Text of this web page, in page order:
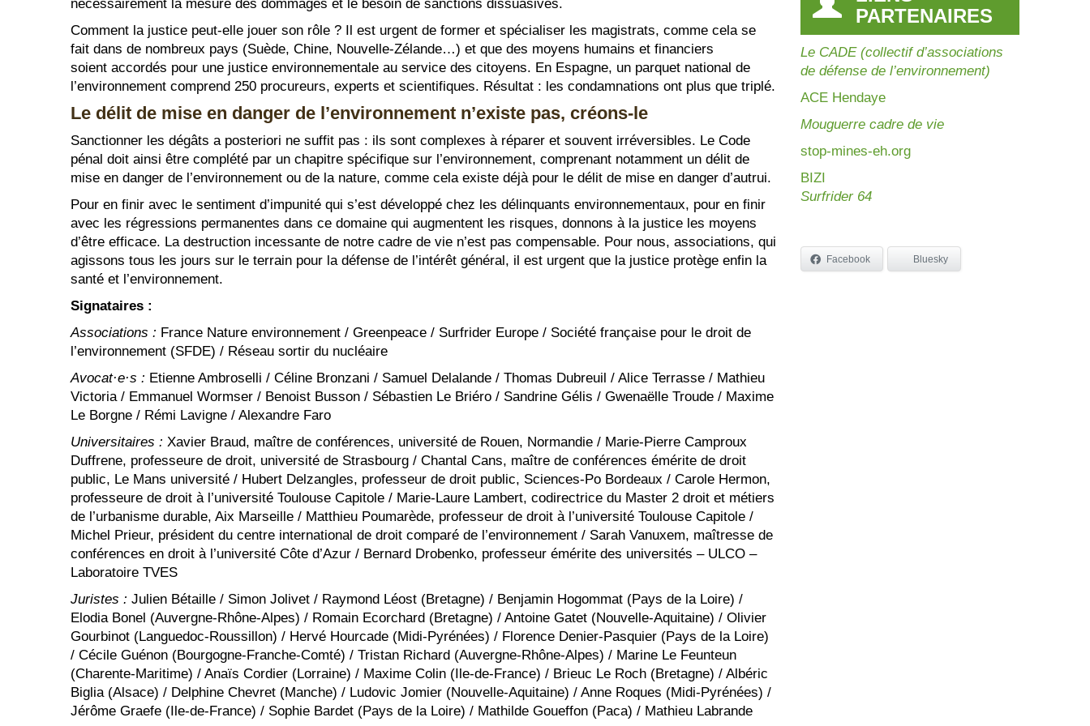
nécessairement la mesure des dommages et le besoin de sanctions dissuasives.
Comment la justice peut-elle jouer son rôle ? Il est urgent de former et spécialiser les magistrats, comme cela se
fait dans de nombreux pays (Suède, Chine, Nouvelle-Zélande…) et que des moyens humains et financiers
soient accordés pour une justice environnementale au service des citoyens. En Espagne, un parquet national de
l’environnement comprend 250 procureurs, experts et scientifiques. Résultat : les condamnations ont plus que triplé.
Le délit de mise en danger de l’environnement n’existe pas, créons-le
Sanctionner les dégâts a posteriori ne suffit pas : ils sont complexes à réparer et souvent irréversibles. Le Code
pénal doit ainsi être complété par un chapitre spécifique sur l’environnement, comprenant notamment un délit de
mise en danger de l’environnement ou de la nature, comme cela existe déjà pour le délit de mise en danger d’autrui.
Pour en finir avec le sentiment d’impunité qui s’est développé chez les délinquants environnementaux, pour en finir
avec les régressions permanentes dans ce domaine qui augmentent les risques, donnons à la justice les moyens
d’être efficace. La destruction incessante de notre cadre de vie n’est pas compensable. Pour nous, associations, qui
agissons tous les jours sur le terrain pour la défense de l’intérêt général, il est urgent que la justice protège enfin la
santé et l’environnement.
Signataires :
Associations : France Nature environnement / Greenpeace / Surfrider Europe / Société française pour le droit de
l’environnement (SFDE) / Réseau sortir du nucléaire
Avocat·e·s : Etienne Ambroselli / Céline Bronzani / Samuel Delalande / Thomas Dubreuil / Alice Terrasse / Mathieu
Victoria / Emmanuel Wormser / Benoist Busson / Sébastien Le Briéro / Sandrine Gélis / Gwenaëlle Troude / Maxime
Le Borgne / Rémi Lavigne / Alexandre Faro
Universitaires : Xavier Braud, maître de conférences, université de Rouen, Normandie / Marie-Pierre Camproux
Duffrene, professeure de droit, université de Strasbourg / Chantal Cans, maître de conférences émérite de droit
public, Le Mans université / Hubert Delzangles, professeur de droit public, Sciences-Po Bordeaux / Carole Hermon,
professeure de droit à l’université Toulouse Capitole / Marie-Laure Lambert, codirectrice du Master 2 droit et métiers
de l’urbanisme durable, Aix Marseille / Matthieu Poumarède, professeur de droit à l’université Toulouse Capitole /
Michel Prieur, président du centre international de droit comparé de l’environnement / Sarah Vanuxem, maîtresse de
conférences en droit à l’université Côte d’Azur / Bernard Drobenko, professeur émérite des universités – ULCO –
Laboratoire TVES
Juristes : Julien Bétaille / Simon Jolivet / Raymond Léost (Bretagne) / Benjamin Hogommat (Pays de la Loire) /
Elodia Bonel (Auvergne-Rhône-Alpes) / Romain Ecorchard (Bretagne) / Antoine Gatet (Nouvelle-Aquitaine) / Olivier
Gourbinot (Languedoc-Roussillon) / Hervé Hourcade (Midi-Pyrénées) / Florence Denier-Pasquier (Pays de la Loire)
/ Cécile Guénon (Bourgogne-Franche-Comté) / Tristan Richard (Auvergne-Rhône-Alpes) / Marine Le Feunteun
(Charente-Maritime) / Anaïs Cordier (Lorraine) / Maxime Colin (Ile-de-France) / Brieuc Le Roch (Bretagne) / Albéric
Biglia (Alsace) / Delphine Chevret (Manche) / Ludovic Jomier (Nouvelle-Aquitaine) / Anne Roques (Midi-Pyrénées) /
Jérôme Graefe (Ile-de-France) / Sophie Bardet (Pays de la Loire) / Mathilde Goueffon (Paca) / Mathieu Labrande
PARTENAIRES
Le CADE (collectif d’associations
de défense de l’environnement)
ACE Hendaye
Mouguerre cadre de vie
stop-mines-eh.org
BIZI
Surfrider 64
Facebook Bluesky